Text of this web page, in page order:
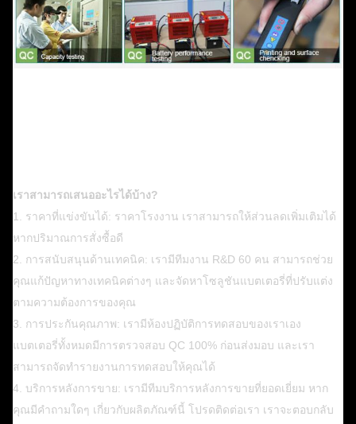
เราสามารถเสนออะไรได้บ้าง?
1. ราคาที่แข่งขันได้: ราคาโรงงาน เราสามารถให้ส่วนลดเพิ่มเติมได้
หากปริมาณการสั่งซื้อดี
2. การสนับสนุนด้านเทคนิค: เรามีทีมงาน R&D 60 คน สามารถช่วย
คุณแก้ปัญหาทางเทคนิคต่างๆ และจัดหาโซลูชันแบตเตอรี่ที่ปรับแต่ง
ตามความต้องการของคุณ
3. การประกันคุณภาพ: เรามีห้องปฏิบัติการทดสอบของเราเอง
แบตเตอรี่ทั้งหมดมีการตรวจสอบ QC 100% ก่อนส่งมอบ และเรา
สามารถจัดทำรายงานการทดสอบให้คุณได้
4. บริการหลังการขาย: เรามีทีมบริการหลังการขายที่ยอดเยี่ยม หาก
คุณมีคำถามใดๆ เกี่ยวกับผลิตภัณฑ์นี้ โปรดติดต่อเรา เราจะตอบกลับ